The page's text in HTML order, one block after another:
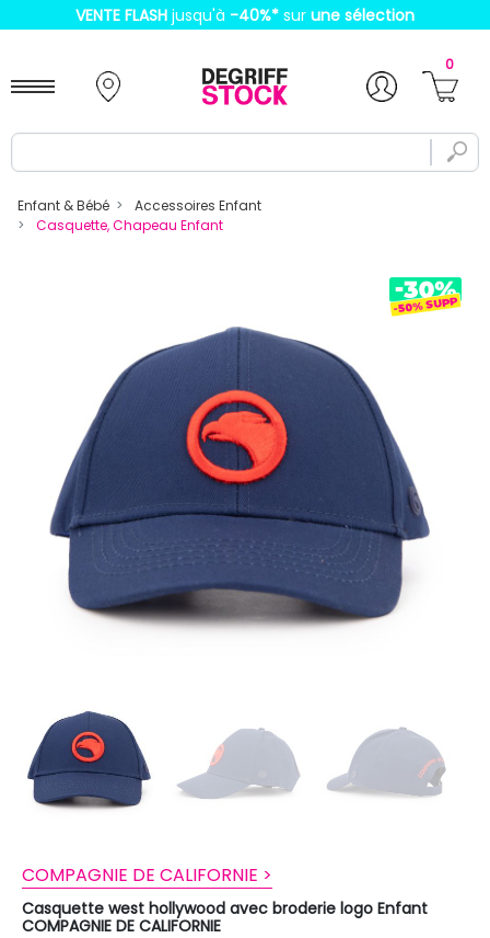
VENTE FLASH jusqu'à -40%* sur une sélection
0
Enfant & Bébé
Accessoires Enfant
Casquette, Chapeau Enfant
COMPAGNIE DE CALIFORNIE >
Casquette west hollywood avec broderie logo Enfant
COMPAGNIE DE CALIFORNIE